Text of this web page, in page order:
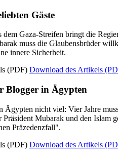
Gäste
dem Gaza-Streifen bringt die
muss die Glaubensbrüder
innere Sicherheit.
Download des Artikels
Blogger in Ägypten
Ägypten nicht viel: Vier Jahre
Mubarak und den Islam
Präzedenzfall".
Download des Artikels